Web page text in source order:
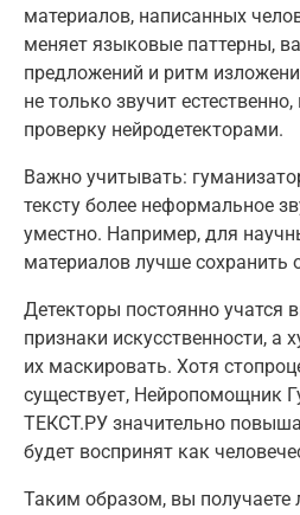
материалов, написанных
меняет языковые паттерны,
предложений и ритм
не только звучит
проверку нейродетекторами.
Важно учитывать:
тексту более неформальное
уместно. Например, для
материалов лучше сохранить
Детекторы постоянно учатся
признаки искусственности,
их маскировать. Хотя
существует, Нейропомощник
ТЕКСТ.РУ значительно
будет воспринят как
Таким образом, вы получаете